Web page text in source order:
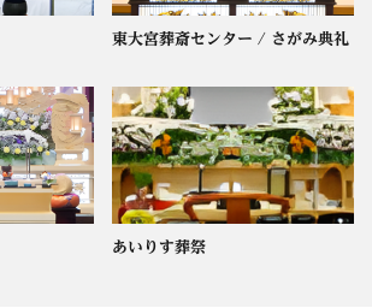
東大宮葬斎センター / さがみ典礼
あいりす葬祭